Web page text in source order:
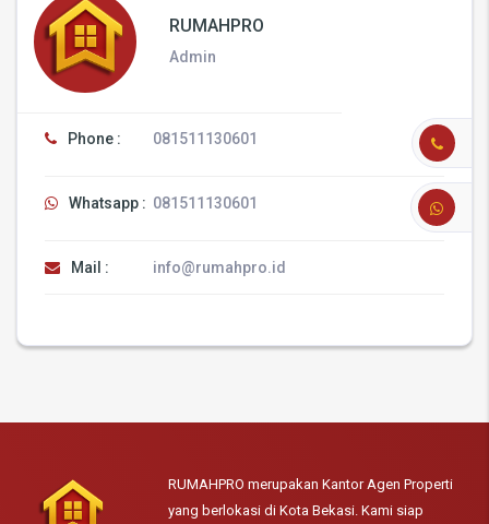
RUMAHPRO
Admin
Phone : 081511130601
Whatsapp : 081511130601
Mail : info@rumahpro.id
RUMAHPRO merupakan Kantor Agen Properti
yang berlokasi di Kota Bekasi. Kami siap